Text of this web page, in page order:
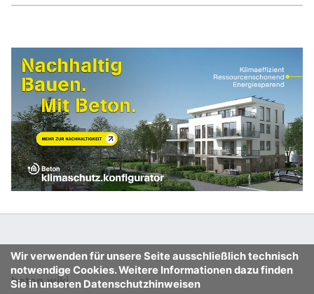
Wir verwenden für unsere Seite ausschließlich technisch
notwendige Cookies. Weitere Informationen dazu finden
Sie in unseren Datenschutzhinweisen
beton.wiki